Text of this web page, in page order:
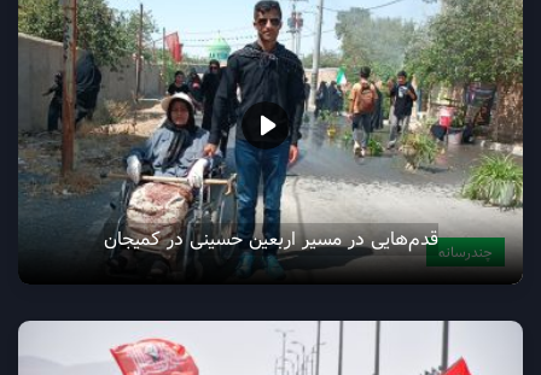
چندرسانه حضور پرشور مردم اراک در میدان